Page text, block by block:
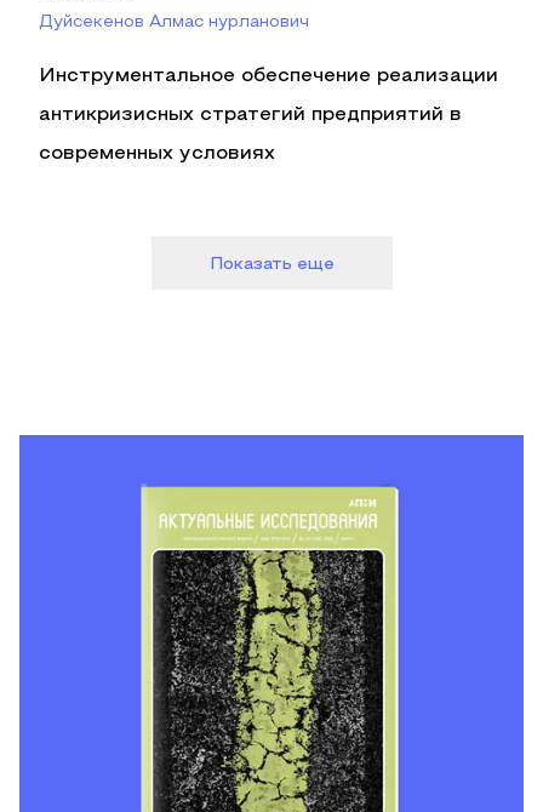
Дуйсекенов Алмас нурланович
Инструментальное обеспечение реализации
антикризисных стратегий предприятий в
современных условиях
Показать еще